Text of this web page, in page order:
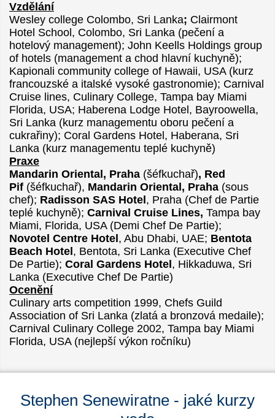
Vzdělání
Wesley college Colombo, Sri Lanka; Clairmont
Hotel School, Colombo, Sri Lanka (pečení a
hotelový management); John Keells Holdings group
of hotels (management a chod hlavní kuchyně);
Kapionali community college of Hawaii, USA (kurz
francouzské a italské vysoké gastronomie); Carnival
Cruise lines, Culinary College, Tampa bay Miami
Florida, USA; Haberena Lodge Hotel, Bayroowella,
Sri Lanka (kurz managementu oboru pečení a
cukrařiny); Coral Gardens Hotel, Haberana, Sri
Lanka (kurz managementu teplé kuchyně)
Praxe
Mandarin Oriental , Praha (šéfkuchař), Red
Pif (šéfkuchař), Mandarin Oriental , Praha (sous
chef); Radisson SAS Hotel , Praha (Chef de Partie
teplé kuchyně); Carnival Cruise Lines, Tampa bay
Miami, Florida, USA (Demi Chef De Partie);
Novotel Centre Hotel , Abu Dhabi, UAE; Bentota
Beach Hotel , Bentota, Sri Lanka (Executive Chef
De Partie); Coral Gardens Hotel , Hikkaduwa, Sri
Lanka (Executive Chef De Partie)
Ocenění
Culinary arts competition 1999, Chefs Guild
Association of Sri Lanka (zlatá a bronzová medaile);
Carnival Culinary College 2002, Tampa bay Miami
Florida, USA (nejlepší výkon ročníku)
Stephen Senewiratne - jaké kurzy